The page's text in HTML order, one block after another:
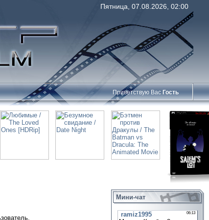
Пятница, 07.08.2026, 02:00
Приветствую Вас Гость
Мини-чат